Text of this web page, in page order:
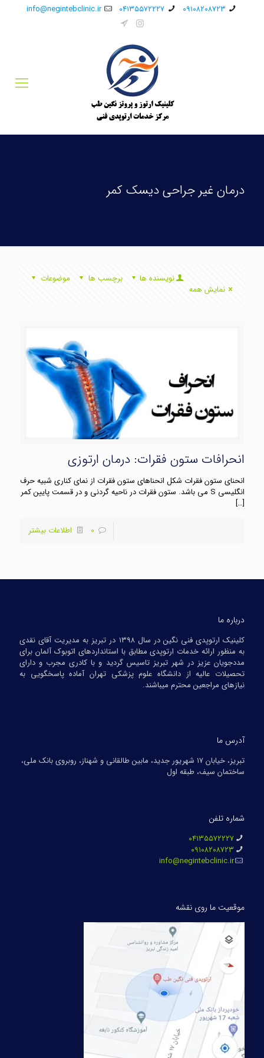
۰۹۱۰۸۲۰۸۷۲۳ ۰۴۱۳۵۵۷۲۲۲۷ info@negintebclinic.ir
درمان غیر جراحی دیسک کمر
موضوعات برچسب ها
نویسنده ها
نمایش همه
انحرافات ستون فقرات: درمان ارتوزی
انحنای ستون فقرات شکل انحناهای ستون فقرات از نمای کناری شبیه حرف
انگلیسی S می باشد. ستون فقرات در ناحیه گردنی و در قسمت پایین کمر
[…]
0 اطلاعات بیشتر
درباره ما
کلینیک ارتوپدی فنی نگین در سال ۱۳۹۸ در تبریز به مدیریت آقای نقدی
به منظور ارائه خدمات ارتوپدی مطابق با استانداردهای اتوبوک آلمان برای
مددجویان عزیز در شهر تبریز تاسیس گردید و با کادری مجرب و دارای
تحصیلات عالیه از دانشگاه علوم پزشکی تهران آماده پاسخگویی به
نیازهای مراجعین محترم میباشند.
آدرس ما
تبریز، خیابان ۱۷ شهریور جدید، مابین طالقانی و شهناز، روبروی بانک ملی،
ساختمان سیف، طبقه اول
شماره تلفن
۰۴۱۳۵۵۷۲۲۲۷
۰۹۱۰۸۲۰۸۷۲۳
info@negintebclinic.ir
موقعیت ما روی نقشه